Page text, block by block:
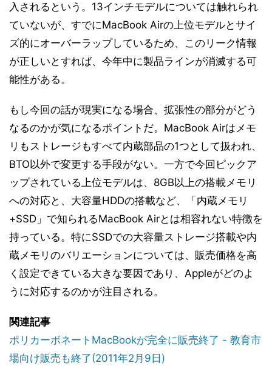
入されるという。13インチモデルについては触れられ
ていないが、すでにMacBook Airの上位モデルとサイ
ズ的にオーバーラップしているため、このリーク情報
が正しいとすれば、今年中に製品ラインが消滅する可
能性がある。
もし今回の話が現実になる場合、拡張性の部分がどう
なるのかが気になるポイントだ。MacBook Airはメモ
リもストレージもすべて内蔵部品の1つとして扱われ、
BTO以外で変更する手段がない。一方で今回ピックア
ップされている上位モデルは、8GB以上の搭載メモリ
への対応と、大容量HDDの搭載など、「内蔵メモリ
+SSD」で知られるMacBook Airとは相容れない特徴を
持っている。特にSSDでの大容量ストレージ搭載や内
蔵メモリのバリエーションについては、販売価格を高
く設定できている大きな要因であり、Appleがどのよ
うに対応するのかが注目される。
関連記事
ポリカーボネートMacBookが完全に販売終了 - 教育市
場向け販売も終了(2011年2月9日)